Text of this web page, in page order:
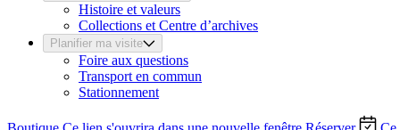
Histoire et valeurs
Collections et Centre d’archives
Planifier ma visite
Foire aux questions
Transport en commun
Stationnement